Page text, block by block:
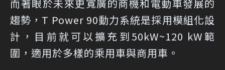
而著眼於未來更寬廣的商機和電動車發展的
趨勢，T Power 90動力系統是採用模組化設
計，目前就可以擴充到50kW~120 kW範
圍，適用於多樣的乘用車與商用車。